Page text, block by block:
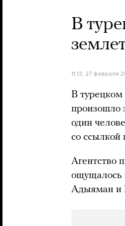
В
11:13, 27 февраля
В турецком
произошло
один
со ссылкой
Агентство
ощущалось
Адыяман и